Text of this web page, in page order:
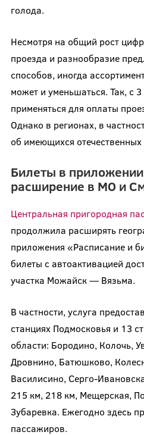
голода.
Несмотря на общий рост
проезда и разнообразие
способов, иногда
может и уменьшаться. Так, с
применяться для оплаты
Однако в регионах, в
об имеющихся отечественных
Билеты в
расширение в МО и
Центральная пригородная
продолжила расширять
приложения «Расписание и
билеты с автоактивацией
участка Можайск — Вязьма.
В частности, услуга
станциях Подмосковья и 13
области: Бородино, Колочь,
Дровнино, Батюшково,
Василисино, Серго-
215 км, 218 км, Мещерская,
Зубаревка. Ежегодно здесь
пассажиров.